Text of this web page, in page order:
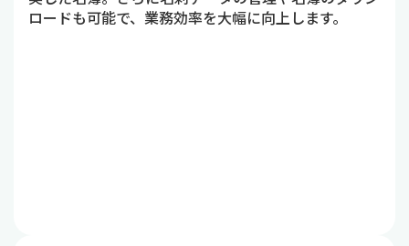
ロードも可能で、業務効率を大幅に向上します。